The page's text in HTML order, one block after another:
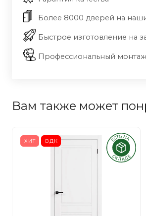
Более 8000 дверей на
Быстрое изготовление на
Профессиональный монтаж
Вам также может
ХИТ ВДК